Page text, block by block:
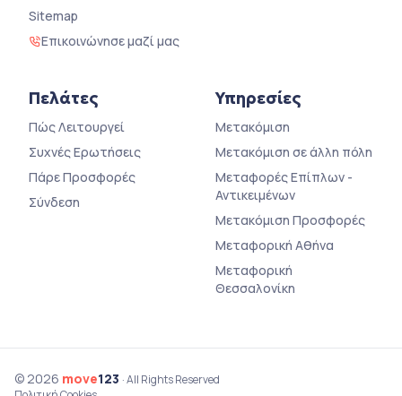
Sitemap
Επικοινώνησε μαζί μας
Πελάτες
Πώς Λειτουργεί
Συχνές Ερωτήσεις
Πάρε Προσφορές
Σύνδεση
Υπηρεσίες
Μετακόμιση
Μετακόμιση σε άλλη πόλη
Μεταφορές Επίπλων -
Αντικειμένων
Μετακόμιση Προσφορές
Μεταφορική Αθήνα
Μεταφορική
Θεσσαλονίκη
© 2026 move123 · All Rights Reserved